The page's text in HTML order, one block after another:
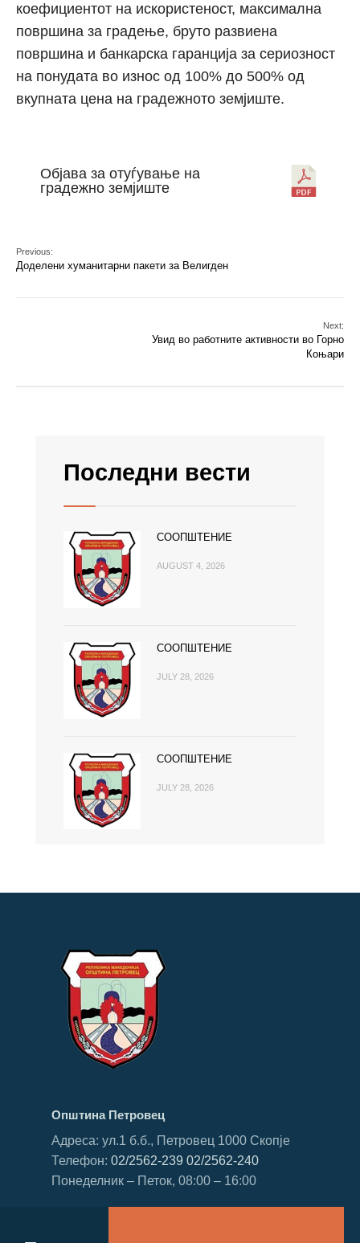
коефициентот на искористеност, максимална
површина за градење, бруто развиена
површина и банкарска гаранција за сериозност
на понудата во износ од 100% до 500% од
вкупната цена на градежното земјиште.
Објава за отуѓување на
градежно земјиште
Previous:
Доделени хуманитарни пакети за Велигден
Next:
Увид во работните активности во Горно
Коњари
Последни вести
СООПШТЕНИЕ
AUGUST 4, 2026
СООПШТЕНИЕ
JULY 28, 2026
СООПШТЕНИЕ
JULY 28, 2026
Општина Петровец
Адреса: ул.1 б.б., Петровец 1000 Скопје
Телефон: 02/2562-239 02/2562-240
Понеделник – Петок, 08:00 – 16:00